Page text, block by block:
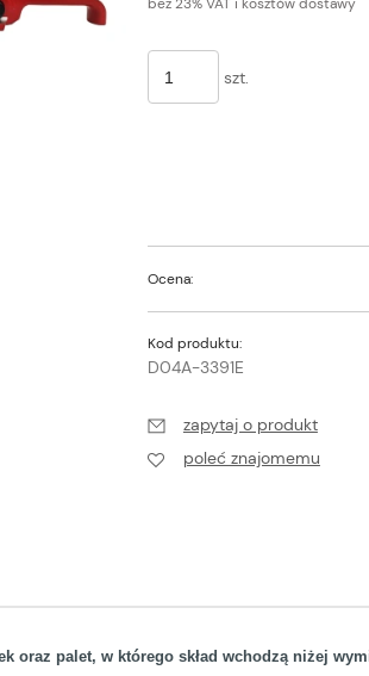
szt.
Ocena:
Kod produktu:
D04A-3391E
zapytaj o produkt
poleć znajomemu
oraz palet, w którego skład wchodzą niżej